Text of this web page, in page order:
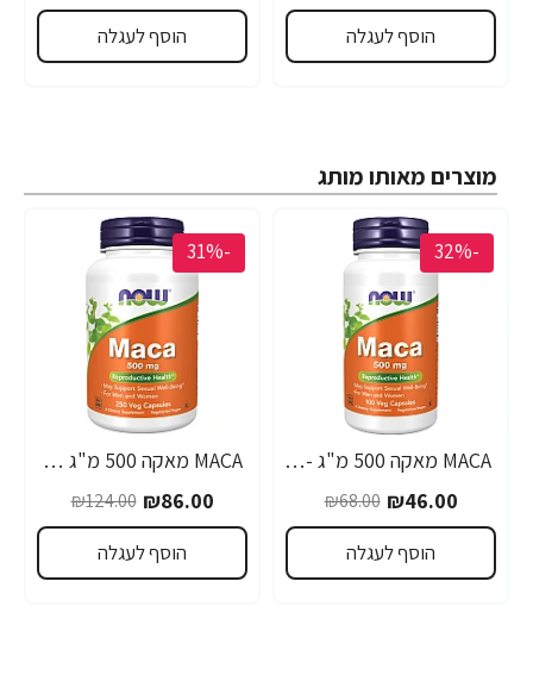
הוסף לעגלה הוסף לעגלה
מוצרים מאותו מותג
-32%
MACA מאקה 500 מ"ג - 100 כמוסות - מבית NOW FOODS
₪46.00
₪68.00
הוסף לעגלה
-31%
MACA מאקה 500 מ"ג 250 כמוסות - מבית NOW FOODS
₪86.00
₪124.00
הוסף לעגלה